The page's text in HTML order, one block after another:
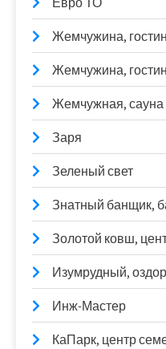
Жемчужина,
Жемчужина,
Жемчужная, сауна
Заря
Зеленый свет
Знатный банщик,
Золотой ковш,
Изумрудный,
Инж-Мастер
КаПарк, центр